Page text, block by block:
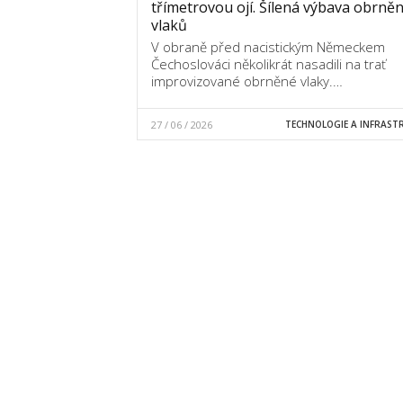
třímetrovou ojí. Šílená výbava
vlaků
V obraně před nacistickým Německem
Čechoslováci několikrát nasadili na trať
improvizované obrněné vlaky.…
27 / 06 / 2026 TECHNOLOGIE A